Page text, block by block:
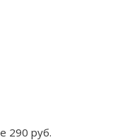
290 руб.